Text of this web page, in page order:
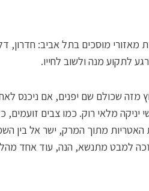
מאזורי מוּסכים בתל אביב: חדרון,
לתקוע מנה ולשוב לחייו.
מזה שכולם שם יפנים, אם ניכנס
מלאי רוק. כמו צבים זועמים,
האטריות מתוך המרק, ישר אל בין
למבט מתנשא, הנה, עוד אחד